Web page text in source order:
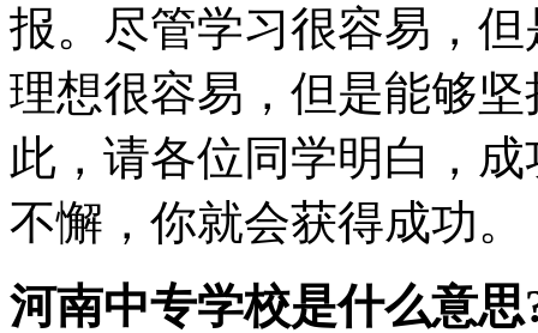
报。尽管学习很容易，
理想很容易，但是能够
此，请各位同学明白，
不懈，你就会获得成功。
河南中专学校是什么意思